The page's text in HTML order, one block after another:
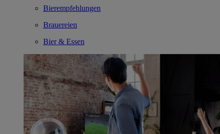
Bierempfehlungen
Brauereien
Bier & Essen